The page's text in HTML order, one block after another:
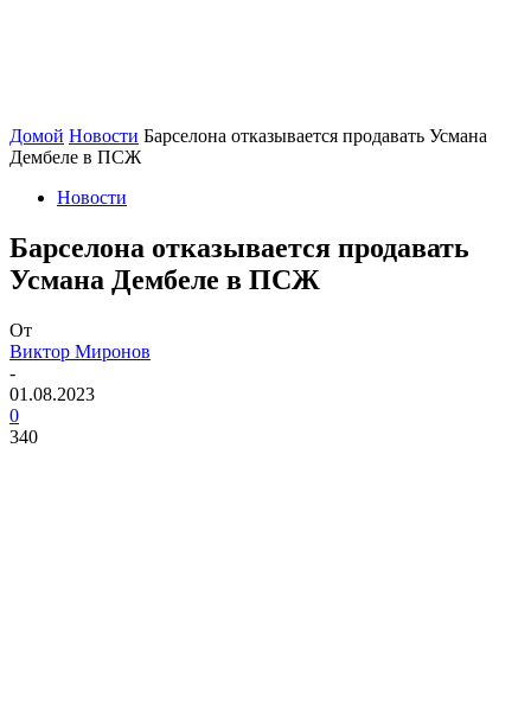
Домой Новости Барселона отказывается продавать Усмана
Дембеле в ПСЖ
Новости
Барселона отказывается продавать
Усмана Дембеле в ПСЖ
От
Виктор Миронов
-
01.08.2023
0
340